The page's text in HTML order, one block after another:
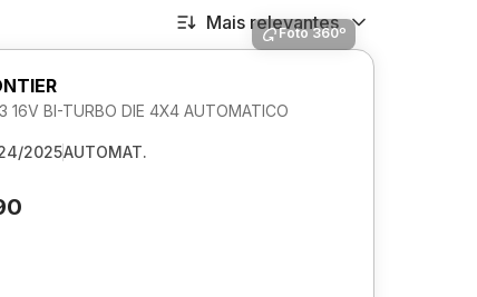
Mais relevantes
Foto 360º
16V BI-TURBO DIE 4X4 AUTOMATICO
2025AUTOMAT.